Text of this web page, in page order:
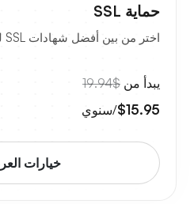
حماية SSL
اختر من بين أفضل شهادات SSL لتأمين بيانات موقعك.
يبدأ من $19.94
$15.95/سنوي
خيارات